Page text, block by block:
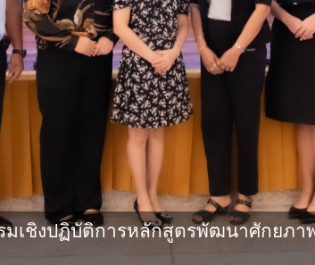
เชิงปฏิบัติการหลักสูตรพัฒนาศักยภ